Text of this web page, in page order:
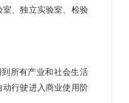
、独立实验室、检验
所有产业和社会生活
动行驶进入商业使用阶